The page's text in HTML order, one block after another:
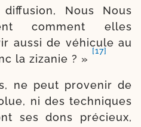
Nous Nous
com­ment elles
aus­si de véhi­cule au
la ziza­nie ? »
[17]
ne peut pro­ve­nir de
ni des tech­niques
ses dons pré­cieux,